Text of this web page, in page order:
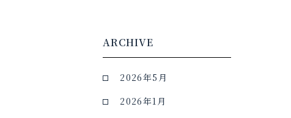
ARCHIVE
2026年5月
2026年1月